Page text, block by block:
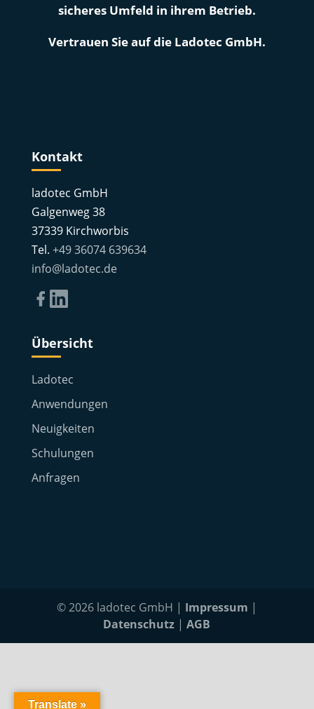
sicheres Umfeld in ihrem Betrieb.
Vertrauen Sie auf die Ladotec GmbH.
Kontakt
ladotec GmbH
Galgenweg 38
37339 Kirchworbis
Tel. +49 36074 639634
info@ladotec.de
Übersicht
Ladotec
Anwendungen
Neuigkeiten
Schulungen
Anfragen
© 2026 ladotec GmbH | Impressum |
Datenschutz |AGB
Translate »